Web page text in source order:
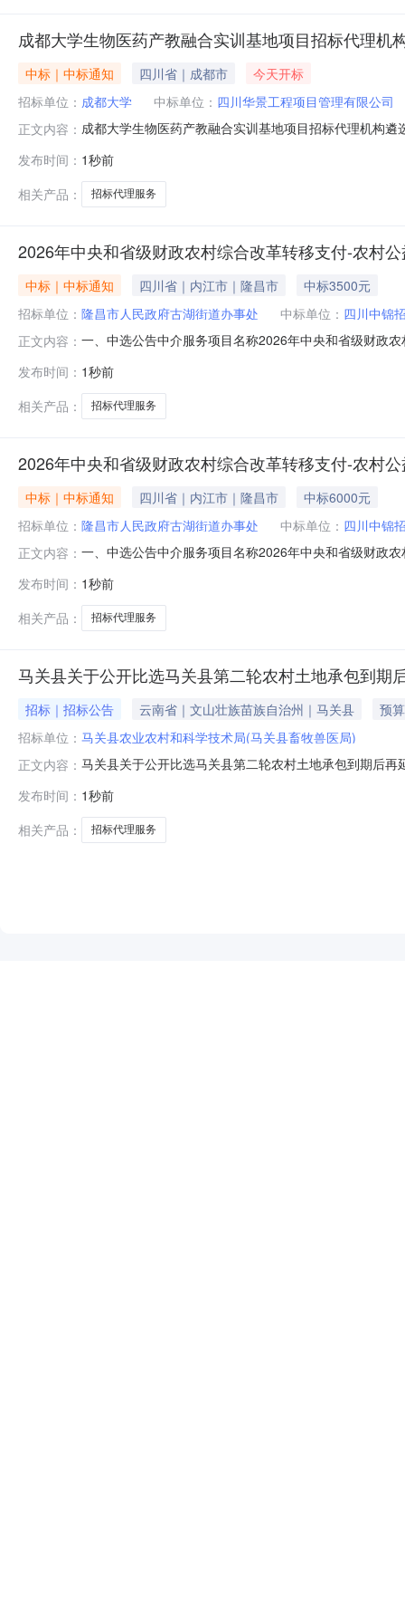
成都大学生物医药产教融合实训基地项目招标代理机
中标｜中标通知 四川省｜成都市
今天开标
招标单位： 成都大学 中标单位： 四川华景工程项目管理有限公司
正文内容： 成都大学生物医药产教融合实训基地项目招标代理机构
川明清工程咨询有限公司本次比选结果公示期：1个工作
2026年8月7日一审：郑衡二审：邱娜三审
发布时间： 1秒前
相关产品：
招标代理服务
2026年中央和省级财政农村综合改革转移支付-农村
中标｜中标通知 四川省｜内江市｜隆昌市
中标3500元
招标单位： 隆昌市人民政府古湖街道办事处 中标单位： 四川中锦
正文内容： 一、中选公告中介服务项目名称2026年中央和省级财政
2026年08月07日17:53:44四、中标须知请于自本公告发
中介交易信息发
发布时间： 1秒前
相关产品：
招标代理服务
2026年中央和省级财政农村综合改革转移支付-农村
中标｜中标通知 四川省｜内江市｜隆昌市
中标6000元
招标单位： 隆昌市人民政府古湖街道办事处 中标单位： 四川中锦
正文内容： 一、中选公告中介服务项目名称2026年中央和省级财政
2026年08月07日17:53:53四、中标须知请于自本公告发
中介交易信息发布
发布时间： 1秒前
相关产品：
招标代理服务
马关县关于公开比选马关县第二轮农村土地承包到期
招标｜招标公告 云南省｜文山壮族苗族自治州｜马关县
预
招标单位： 马关县农业农村和科学技术局(马关县畜牧兽医局)
正文内容： 马关县关于公开比选马关县第二轮农村土地承包到期后
《中华人民共和国招标投标法》《中华人民共和国政府
定本项目招标代理机构。现将有关比选事项公告
发布时间： 1秒前
相关产品：
招标代理服务